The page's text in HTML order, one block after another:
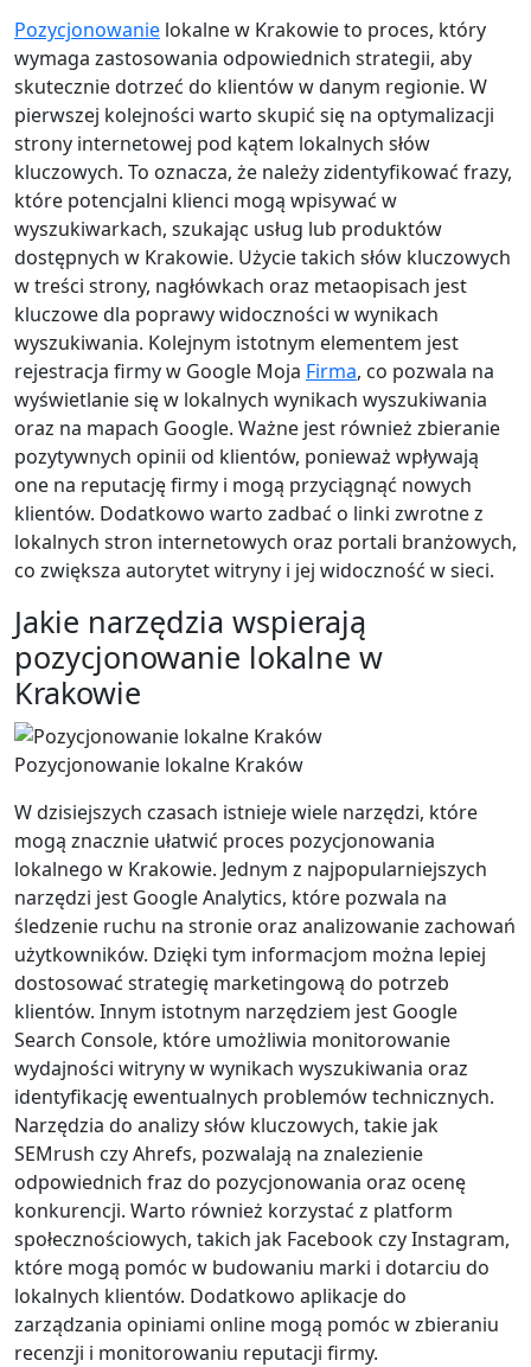
Pozycjonowanie lokalne w Krakowie to proces, który
wymaga zastosowania odpowiednich strategii, aby
skutecznie dotrzeć do klientów w danym regionie. W
pierwszej kolejności warto skupić się na optymalizacji
strony internetowej pod kątem lokalnych słów
kluczowych. To oznacza, że należy zidentyfikować frazy,
które potencjalni klienci mogą wpisywać w
wyszukiwarkach, szukając usług lub produktów
dostępnych w Krakowie. Użycie takich słów kluczowych
w treści strony, nagłówkach oraz metaopisach jest
kluczowe dla poprawy widoczności w wynikach
wyszukiwania. Kolejnym istotnym elementem jest
rejestracja firmy w Google Moja Firma, co pozwala na
wyświetlanie się w lokalnych wynikach wyszukiwania
oraz na mapach Google. Ważne jest również zbieranie
pozytywnych opinii od klientów, ponieważ wpływają
one na reputację firmy i mogą przyciągnąć nowych
klientów. Dodatkowo warto zadbać o linki zwrotne z
lokalnych stron internetowych oraz portali branżowych,
co zwiększa autorytet witryny i jej widoczność w sieci.
Jakie narzędzia wspierają
pozycjonowanie lokalne w
Krakowie
Pozycjonowanie lokalne Kraków
W dzisiejszych czasach istnieje wiele narzędzi, które
mogą znacznie ułatwić proces pozycjonowania
lokalnego w Krakowie. Jednym z najpopularniejszych
narzędzi jest Google Analytics, które pozwala na
śledzenie ruchu na stronie oraz analizowanie zachowań
użytkowników. Dzięki tym informacjom można lepiej
dostosować strategię marketingową do potrzeb
klientów. Innym istotnym narzędziem jest Google
Search Console, które umożliwia monitorowanie
wydajności witryny w wynikach wyszukiwania oraz
identyfikację ewentualnych problemów technicznych.
Narzędzia do analizy słów kluczowych, takie jak
SEMrush czy Ahrefs, pozwalają na znalezienie
odpowiednich fraz do pozycjonowania oraz ocenę
konkurencji. Warto również korzystać z platform
społecznościowych, takich jak Facebook czy Instagram,
które mogą pomóc w budowaniu marki i dotarciu do
lokalnych klientów. Dodatkowo aplikacje do
zarządzania opiniami online mogą pomóc w zbieraniu
recenzji i monitorowaniu reputacji firmy.